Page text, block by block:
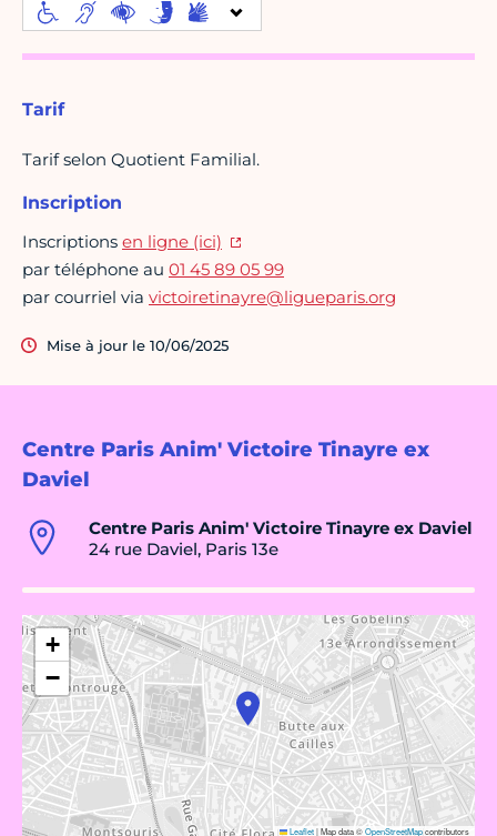
Centre Paris Anim' Victoire Tinayre ex
Daviel
Centre Paris Anim' Victoire Tinayre ex Daviel
24 rue Daviel, Paris 13e
+
−
Leaflet|Map data ©OpenStreetMapcontributors
Tarif
Tarif selon Quotient Familial.
Inscription
Inscriptions en ligne (ici)
par téléphone au 01 45 89 05 99
par courriel via victoiretinayre@ligueparis.org
Mise à jour le 10/06/2025